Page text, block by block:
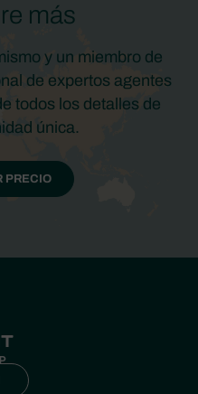
más
y un miembro de
de expertos agentes
todos los detalles de
única.
PRECIO